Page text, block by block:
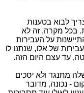
לבוא בטענות
בכל מקרה, זה לא
על העבירות
של אלו, שנתנו לו
עד עצם היום הזה.
מתנגד ולא יסכים
- נכונה, מדובר